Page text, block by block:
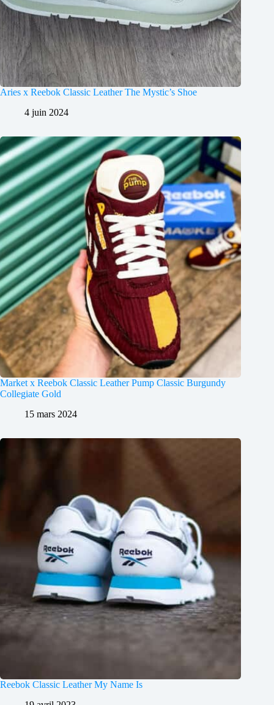
Aries x Reebok Classic Leather The Mystic’s Shoe
4 juin 2024
Market x Reebok Classic Leather Pump Classic Burgundy
Collegiate Gold
15 mars 2024
Reebok Classic Leather My Name Is